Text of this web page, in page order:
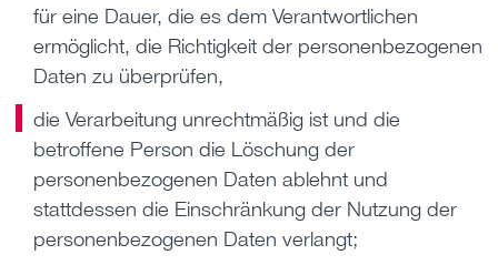
für eine Dauer, die es dem Verantwortlichen
ermöglicht, die Richtigkeit der personenbezogenen
Daten zu überprüfen,
die Verarbeitung unrechtmäßig ist und die
betroffene Person die Löschung der
personenbezogenen Daten ablehnt und
stattdessen die Einschränkung der Nutzung der
personenbezogenen Daten verlangt;